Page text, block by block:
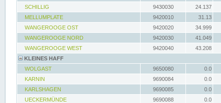
SCHILLIG
9430030
24.137
MELLUMPLATE
9420010
31.13
WANGEROOGE OST
9420020
34.999
WANGEROOGE NORD
9420030
41.049
WANGEROOGE WEST
9420040
43.208
KLEINES HAFF
WOLGAST
9650080
0.0
KARNIN
9690084
0.0
KARLSHAGEN
9690085
0.0
UECKERMÜNDE
9690088
0.0